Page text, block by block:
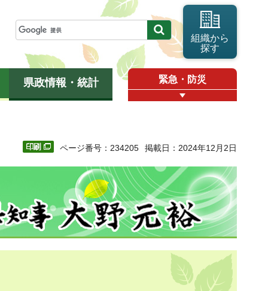
組織から
探す
県政情報・統計 緊急・防災
ページ番号：234205 掲載日：2024年12月2日